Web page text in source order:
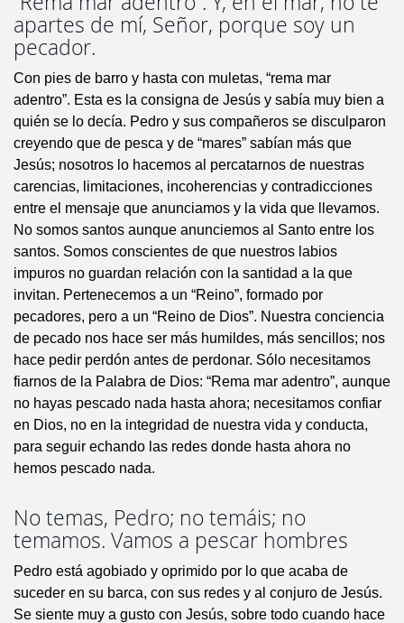
apartes de mí, Señor, porque soy un
pecador.
Con pies de barro y hasta con muletas, “rema mar
adentro”. Esta es la consigna de Jesús y sabía muy bien a
quién se lo decía. Pedro y sus compañeros se disculparon
creyendo que de pesca y de “mares” sabían más que
Jesús; nosotros lo hacemos al percatarnos de nuestras
carencias, limitaciones, incoherencias y contradicciones
entre el mensaje que anunciamos y la vida que llevamos.
No somos santos aunque anunciemos al Santo entre los
santos. Somos conscientes de que nuestros labios
impuros no guardan relación con la santidad a la que
invitan. Pertenecemos a un “Reino”, formado por
pecadores, pero a un “Reino de Dios”. Nuestra conciencia
de pecado nos hace ser más humildes, más sencillos; nos
hace pedir perdón antes de perdonar. Sólo necesitamos
fiarnos de la Palabra de Dios: “Rema mar adentro”, aunque
no hayas pescado nada hasta ahora; necesitamos confiar
en Dios, no en la integridad de nuestra vida y conducta,
para seguir echando las redes donde hasta ahora no
hemos pescado nada.
No temas, Pedro; no temáis; no
temamos. Vamos a pescar hombres
Pedro está agobiado y oprimido por lo que acaba de
suceder en su barca, con sus redes y al conjuro de Jesús.
Se siente muy a gusto con Jesús, sobre todo cuando hace